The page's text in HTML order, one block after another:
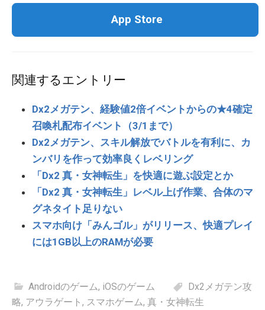
App Store
関連するエントリー
Dx2メガテン、経験値2倍イベントからの★4確定
召喚札配布イベント（3/1まで）
Dx2メガテン、スキル解放でバトルを有利に、カ
ンバリを作って効率良くレベリング
「Dx2 真・女神転生」を快適に遊ぶ設定とか
「Dx2 真・女神転生」レベル上げ作業、合体のマ
グネタイト足りない
スマホ向け「みんゴル」がリリース、快適プレイ
には1GB以上のRAMが必要
Androidのゲーム, iOSのゲーム
Dx2メガテン攻
略, アウラゲート , スマホゲーム, 真・女神転生